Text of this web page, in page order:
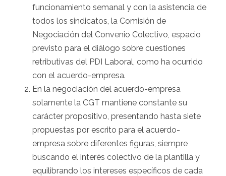
funcionamiento semanal y con la asistencia de
todos los sindicatos, la Comisión de
Negociación del Convenio Colectivo, espacio
previsto para el diálogo sobre cuestiones
retributivas del PDI Laboral, como ha ocurrido
con el acuerdo-empresa.
En la negociación del acuerdo-empresa
solamente la CGT mantiene constante su
carácter propositivo, presentando hasta siete
propuestas por escrito para el acuerdo-
empresa sobre diferentes figuras, siempre
buscando el interés colectivo de la plantilla y
equilibrando los intereses específicos de cada